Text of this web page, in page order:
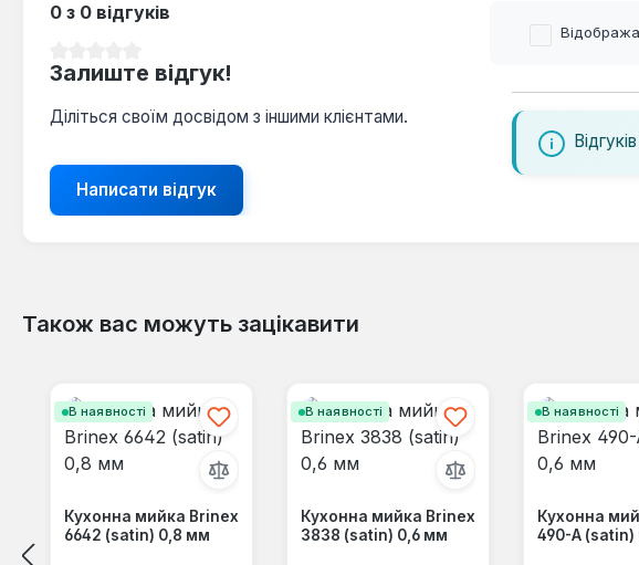
0 з 0 відгуків
Залиште відгук!
Діліться своїм досвідом з іншими клієнтами.
Написати відгук
Також вас можуть зацікавити
В наявності
Кухонна мийка Brinex
6642 (satin) 0,8 мм
В наявності
Кухонна мийка Brinex
3838 (satin) 0,6 мм
В наявності
Кухонна
490-A